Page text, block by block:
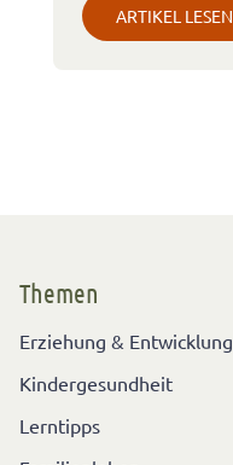
ARTIKEL LESEN
Themen
Erziehung & Entwicklung
Kindergesundheit
Lerntipps